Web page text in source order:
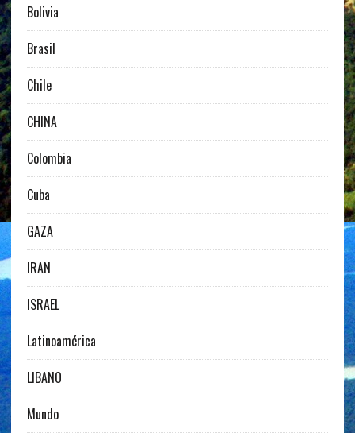
Bolivia
Brasil
Chile
CHINA
Colombia
Cuba
GAZA
IRAN
ISRAEL
Latinoamérica
LIBANO
Mundo